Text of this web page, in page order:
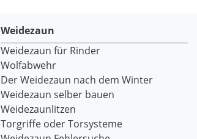
Weidezaun
Weidezaun für Rinder
Wolfabwehr
Der Weidezaun nach dem Winter
Weidezaun selber bauen
Weidezaunlitzen
Torgriffe oder Torsysteme